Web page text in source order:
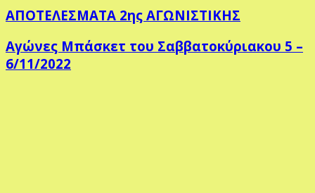
ΑΠΟΤΕΛΕΣΜΑΤΑ 2ης ΑΓΩΝΙΣΤΙΚΗΣ
Αγώνες Μπάσκετ του Σαββατοκύριακου 5 –
6/11/2022